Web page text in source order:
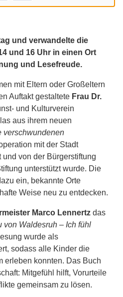
und verwandelte die
und 16 Uhr in einen Ort
und Lesefreude.
mit Eltern oder Großeltern
Auftakt gestaltete Frau Dr.
und Kulturverein
aus ihrem neuen
verschwundenen
mit der Stadt
von der Bürgerstiftung
unterstützt wurde. Die
ein, bekannte Orte
Weise neu zu entdecken.
Marco Lennertzdas
von Waldesruh – Ich fühl
wurde als
sodass alle Kinder die
erleben konnten. Das Buch
Mitgefühl hilft, Vorurteile
gemeinsam zu lösen.